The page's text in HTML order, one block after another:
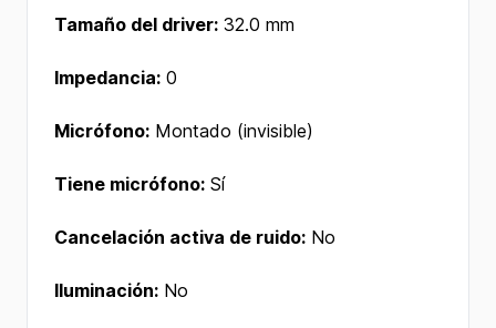
Tamaño del driver: 32.0 mm
Impedancia: 0
Micrófono: Montado (invisible)
Tiene micrófono: Sí
Cancelación activa de ruido: No
Iluminación: No